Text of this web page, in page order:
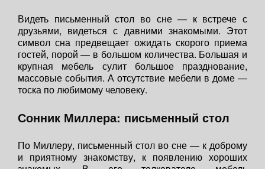
Видеть письменный стол во сне — к встрече с
друзьями, видеться с давними знакомыми. Этот
символ сна предвещает ожидать скорого приема
гостей, порой — в большом количества. Большая и
крупная мебель сулит большое празднование,
массовые события. А отсутствие мебели в доме —
тоска по любимому человеку.
Сонник Миллера: письменный стол
По Миллеру, письменный стол во сне — к доброму
и приятному знакомству, к появлению хороших